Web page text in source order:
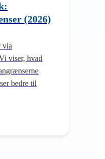
(2026)
via
viser, hvad
bedre til